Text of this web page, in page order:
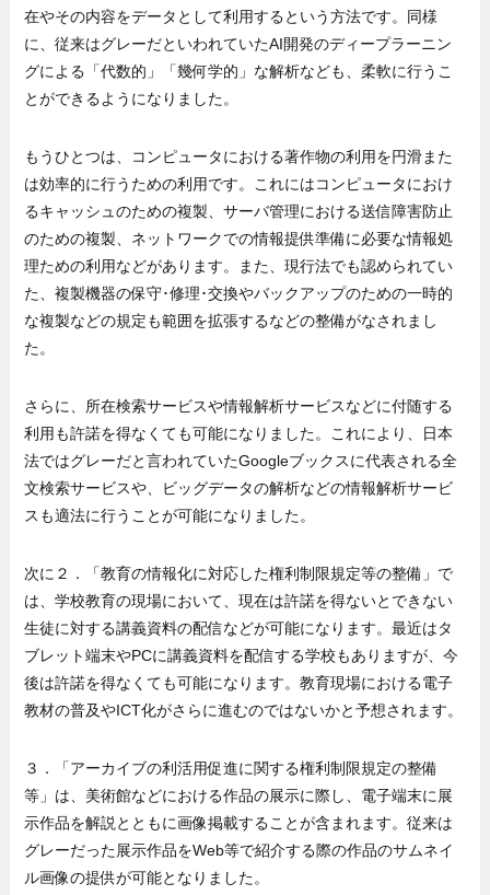
在やその内容をデータとして利用するという方法です。同様
に、従来はグレーだといわれていたAI開発のディープラーニン
グによる「代数的」「幾何学的」な解析なども、柔軟に行うこ
とができるようになりました。
もうひとつは、コンピュータにおける著作物の利用を円滑また
は効率的に行うための利用です。これにはコンピュータにおけ
るキャッシュのための複製、サーバ管理における送信障害防止
のための複製、ネットワークでの情報提供準備に必要な情報処
理ための利用などがあります。また、現行法でも認められてい
た、複製機器の保守･修理･交換やバックアップのための一時的
な複製などの規定も範囲を拡張するなどの整備がなされまし
た。
さらに、所在検索サービスや情報解析サービスなどに付随する
利用も許諾を得なくても可能になりました。これにより、日本
法ではグレーだと言われていたGoogleブックスに代表される全
文検索サービスや、ビッグデータの解析などの情報解析サービ
スも適法に行うことが可能になりました。
次に２．「教育の情報化に対応した権利制限規定等の整備」で
は、学校教育の現場において、現在は許諾を得ないとできない
生徒に対する講義資料の配信などが可能になります。最近はタ
ブレット端末やPCに講義資料を配信する学校もありますが、今
後は許諾を得なくても可能になります。教育現場における電子
教材の普及やICT化がさらに進むのではないかと予想されます。
３．「アーカイブの利活用促進に関する権利制限規定の整備
等」は、美術館などにおける作品の展示に際し、電子端末に展
示作品を解説とともに画像掲載することが含まれます。従来は
グレーだった展示作品をWeb等で紹介する際の作品のサムネイ
ル画像の提供が可能となりました。